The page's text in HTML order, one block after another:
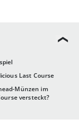
Last Course
Münzen im
versteckt?